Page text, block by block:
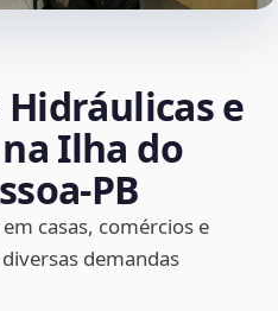
Hidráulicas e
Ilha do
casas, comércios e
demandas